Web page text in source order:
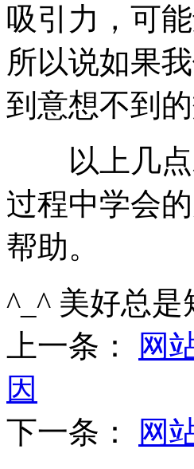
吸引力，可
所以说如果
到意想不到的
以上几点
过程中学会
帮助。
^_^ 美好总
上一条：
网
因
下一条：
网